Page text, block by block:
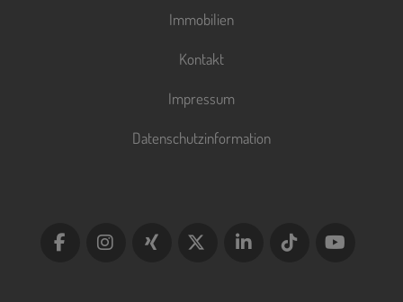
Immobilien
Kontakt
Impressum
Datenschutzinformation